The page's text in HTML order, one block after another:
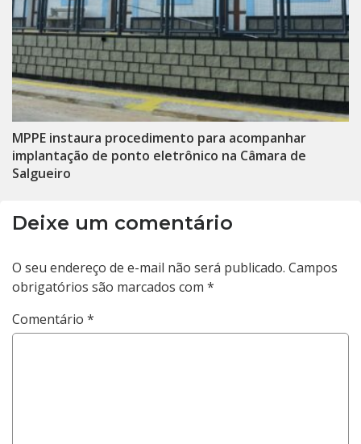
MPPE instaura procedimento para acompanhar
implantação de ponto eletrônico na Câmara de
Salgueiro
Deixe um comentário
O seu endereço de e-mail não será publicado. Campos
obrigatórios são marcados com *
Comentário *